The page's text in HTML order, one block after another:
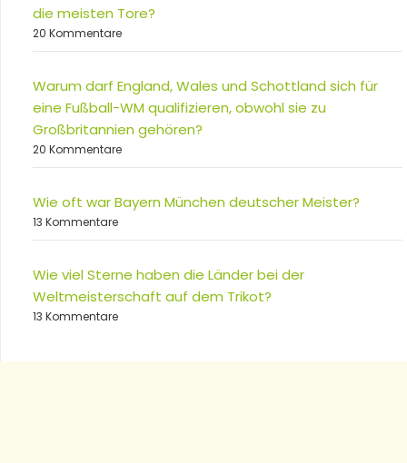
die meisten Tore?
20 Kommentare
Warum darf England, Wales und Schottland sich für
eine Fußball-WM qualifizieren, obwohl sie zu
Großbritannien gehören?
20 Kommentare
Wie oft war Bayern München deutscher Meister?
13 Kommentare
Wie viel Sterne haben die Länder bei der
Weltmeisterschaft auf dem Trikot?
13 Kommentare